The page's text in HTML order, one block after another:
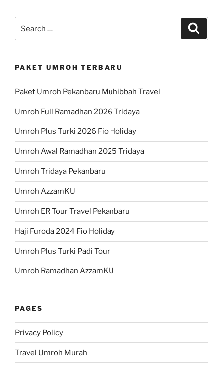
for:
PAKET UMROH TERBARU
Paket Umroh Pekanbaru Muhibbah Travel
Umroh Full Ramadhan 2026 Tridaya
Umroh Plus Turki 2026 Fio Holiday
Umroh Awal Ramadhan 2025 Tridaya
Umroh Tridaya Pekanbaru
Umroh AzzamKU
Umroh ER Tour Travel Pekanbaru
Haji Furoda 2024 Fio Holiday
Umroh Plus Turki Padi Tour
Umroh Ramadhan AzzamKU
PAGES
Privacy Policy
Travel Umroh Murah